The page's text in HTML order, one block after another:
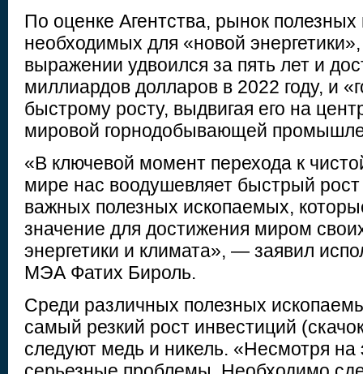
По оценке Агентства, рынок
необходимых для «новой
выражении удвоился за пять лет и
миллиардов долларов в 2022 году, и
быстрому росту, выдвигая его на
мировой горнодобывающей
«В ключевой момент перехода к
мире нас воодушевляет быстрый
важных полезных ископаемых,
значение для достижения миром
энергетики и климата», — заявил
МЭА Фатих Бироль.
Среди различных полезных
самый резкий рост инвестиций
следуют медь и никель. «Несмотря на